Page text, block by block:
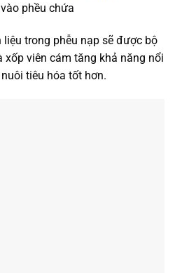
phều chứa
trong phễu nạp sẽ được bộ
xốp viên cám tăng khả năng nổi
tiêu hóa tốt hơn.